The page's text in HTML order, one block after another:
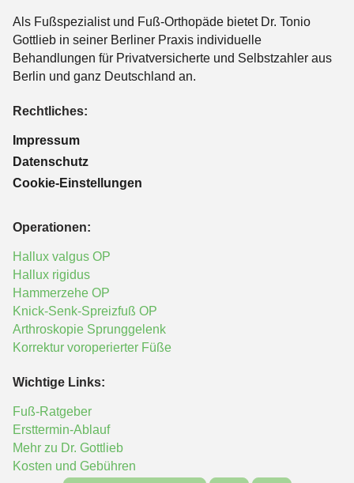
Operationen:
Hallux valgus OP
Hallux rigidus
Hammerzehe OP
Knick-Senk-Spreizfuß OP
Arthroskopie Sprunggelenk
Korrektur voroperierter Füße
Wichtige Links:
Fuß-Ratgeber
Ersttermin-Ablauf
Mehr zu Dr. Gottlieb
Kosten und Gebühren
Als Fußspezialist und Fuß-Orthopäde bietet Dr. Tonio
Gottlieb in seiner Berliner Praxis individuelle
Behandlungen für Privatversicherte und Selbstzahler aus
Berlin und ganz Deutschland an.
Rechtliches:
Impressum
Datenschutz
Cookie-Einstellungen